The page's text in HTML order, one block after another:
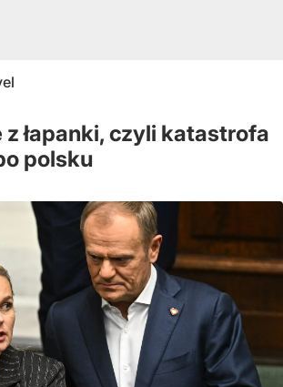
łapanki, czyli katastrofa
polsku